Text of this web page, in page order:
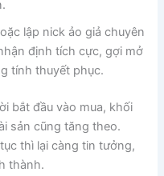
lập nick ảo giả chuyên
định tích cực, gợi mở
tính thuyết phục.
bắt đầu vào mua, khối
sản cũng tăng theo.
thì lại càng tin tưởng,
thành.